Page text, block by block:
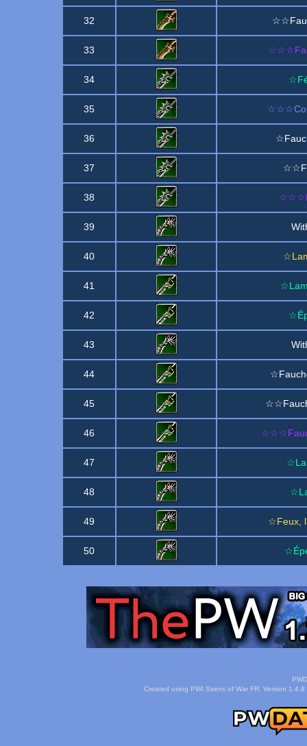
32
33
34
35
36
37
38
39
40
41
42
43
44
45
46
47
48
49 ☆Feux,
50
Created using PWI Sirens of War FR: Version